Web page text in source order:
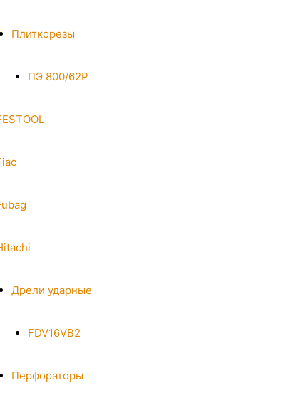
Плиткорезы
ПЭ 800/62Р
Дрели ударные
FDV16VB2
Перфораторы